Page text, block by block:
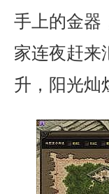
手上的金器
家连夜赶来
升，阳光灿